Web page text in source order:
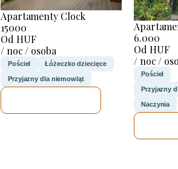
Apartamenty Clock
15000
Od HUF
/ noc / osoba
Pościel Łóżeczko dziecięce
Przyjazny dla niemowląt
6.000
Od HUF
/ noc /
Pościel
Przyjazny
Naczynia